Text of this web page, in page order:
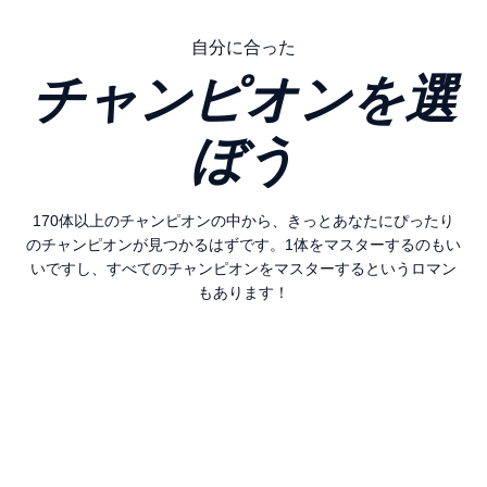
自分に合った
チャンピオンを選
ぼう
170体以上のチャンピオンの中から、きっとあなたにぴったり
のチャンピオンが見つかるはずです。1体をマスターするのもい
いですし、すべてのチャンピオンをマスターするというロマン
もあります！